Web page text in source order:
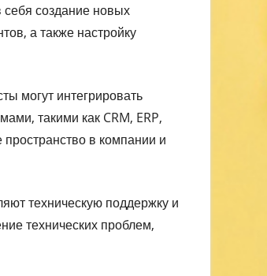
себя создание новых
а также настройку
могут интегрировать
такими как CRM, ERP,
в компании и
техническую поддержку и
технических проблем,